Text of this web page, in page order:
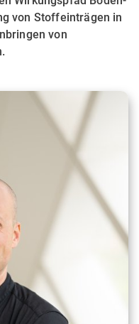
von Stoffeinträgen in
von